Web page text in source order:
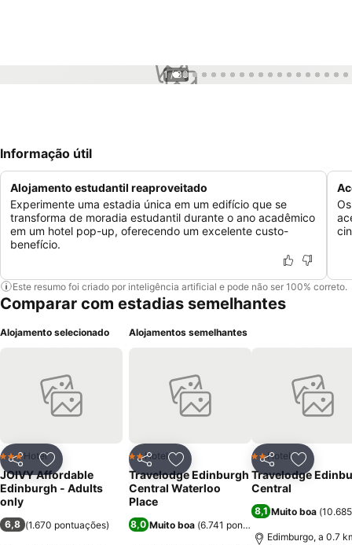
1 / 33
Informação útil
Alojamento estudantil reaproveitado
Experimente uma estadia única em um edifício que se
transforma de moradia estudantil durante o ano acadêmico
em um hotel pop-up, oferecendo um excelente custo-
benefício.
Este resumo foi criado por inteligência artificial e pode não ser 100% correto.
Comparar com estadias semelhantes
Alojamento selecionado
PartilharAdicionar aos favoritos
3 Estrelas
Hotel
JOIVY Affordable
Edinburgh - Adults
only
6,8 (1.670 pontuações)
Alojamentos semelhantes
PartilharAdicionar aos favoritos
2 Estrelas
Hotel
Travelodge Edinburgh
Central Waterloo
Place
8,0 Muito boa (6.741 pontuações
Partilhar
2 Estrelas
Hotel
Travelodge
Central
8,1 Muito boa (
Edimburgo, a 0.7